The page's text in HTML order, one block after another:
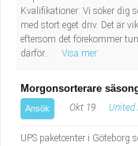
Kvalifikationer: Vi söker dig
med stort eget driv. Det är
eftersom det förekommer
därför...
Visa mer
Morgonsorterare
Ansök Okt 19 United
UPS paketcenter i Göteborg